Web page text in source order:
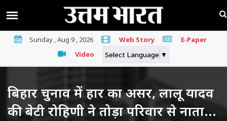
Sunday , Aug 9 , 2026 Web Story
E-Paper
Video
Select Language ▼
बिहार चुनाव में हार का असर, लालू यादव
की बेटी रोहिणी ने तोड़ा परिवार से नाता...